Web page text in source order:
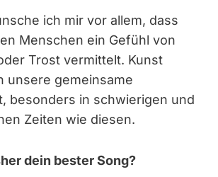
ich mir vor allem, dass
Menschen ein Gefühl von
Trost vermittelt. Kunst
unsere gemeinsame
besonders in schwierigen und
Zeiten wie diesen.
dein bester Song?